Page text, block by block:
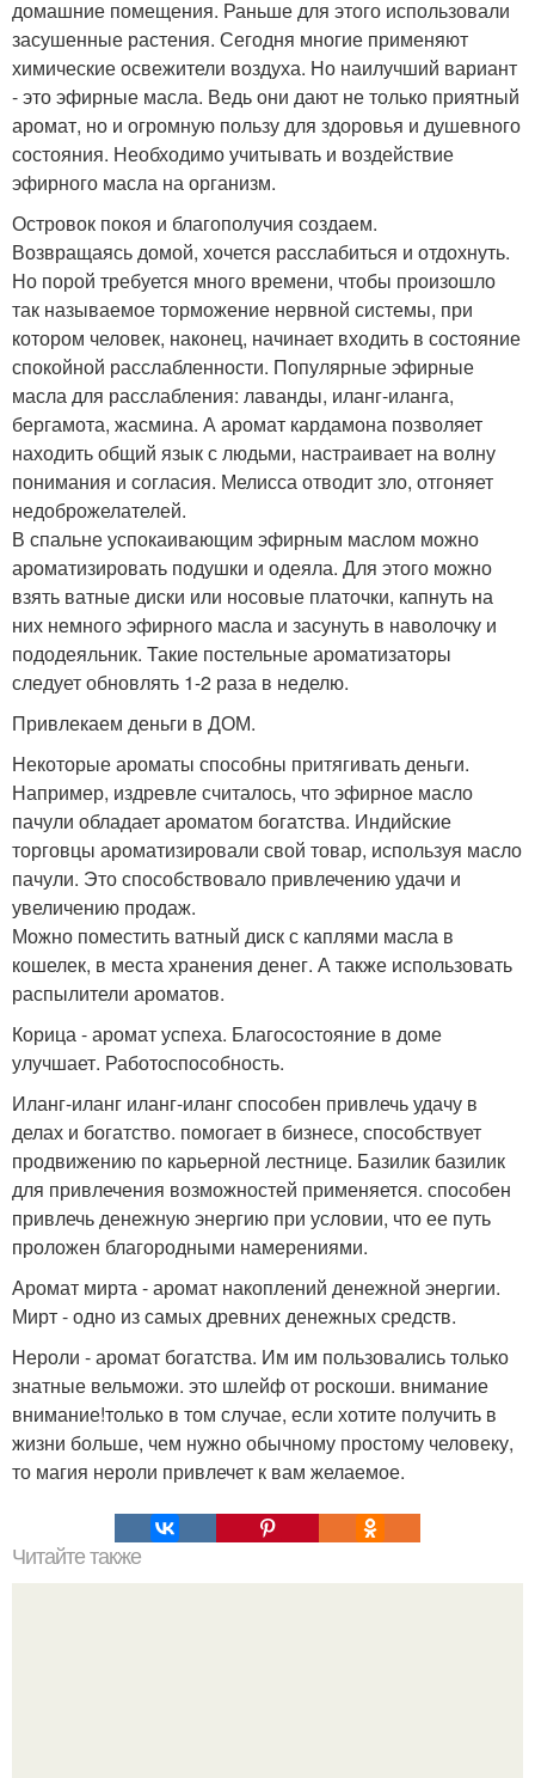
домашние помещения. Раньше для этого использовали
засушенные растения. Сегодня многие применяют
химические освежители воздуха. Но наилучший вариант
- это эфирные масла. Ведь они дают не только приятный
аромат, но и огромную пользу для здоровья и душевного
состояния. Необходимо учитывать и воздействие
эфирного масла на организм.
Островок покоя и благополучия создаем.
Возвращаясь домой, хочется расслабиться и отдохнуть.
Но порой требуется много времени, чтобы произошло
так называемое торможение нервной системы, при
котором человек, наконец, начинает входить в состояние
спокойной расслабленности. Популярные эфирные
масла для расслабления: лаванды, иланг-иланга,
бергамота, жасмина. А аромат кардамона позволяет
находить общий язык с людьми, настраивает на волну
понимания и согласия. Мелисса отводит зло, отгоняет
недоброжелателей.
В спальне успокаивающим эфирным маслом можно
ароматизировать подушки и одеяла. Для этого можно
взять ватные диски или носовые платочки, капнуть на
них немного эфирного масла и засунуть в наволочку и
пододеяльник. Такие постельные ароматизаторы
следует обновлять 1-2 раза в неделю.
Привлекаем деньги в ДОМ.
Некоторые ароматы способны притягивать деньги.
Например, издревле считалось, что эфирное масло
пачули обладает ароматом богатства. Индийские
торговцы ароматизировали свой товар, используя масло
пачули. Это способствовало привлечению удачи и
увеличению продаж.
Можно поместить ватный диск с каплями масла в
кошелек, в места хранения денег. А также использовать
распылители ароматов.
Корица - аромат успеха. Благосостояние в доме
улучшает. Работоспособность.
Иланг-иланг иланг-иланг способен привлечь удачу в
делах и богатство. помогает в бизнесе, способствует
продвижению по карьерной лестнице. Базилик базилик
для привлечения возможностей применяется. способен
привлечь денежную энергию при условии, что ее путь
проложен благородными намерениями.
Аромат мирта - аромат накоплений денежной энергии.
Мирт - одно из самых древних денежных средств.
Нероли - аромат богатства. Им им пользовались только
знатные вельможи. это шлейф от роскоши. внимание
внимание!только в том случае, если хотите получить в
жизни больше, чем нужно обычному простому человеку,
то магия нероли привлечет к вам желаемое.
Читайте также